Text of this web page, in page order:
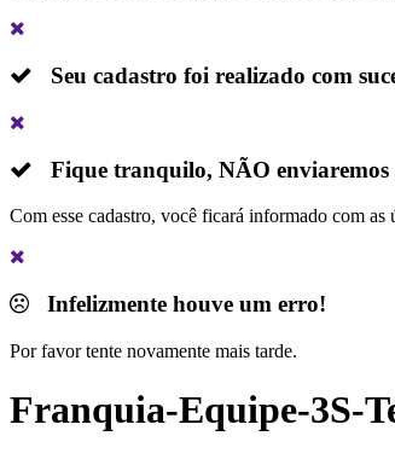
Seu cadastro foi realizado com
Fique tranquilo, NÃO enviaremos
Com esse cadastro, você ficará informado com
Infelizmente houve um erro!
Por favor tente novamente mais tarde.
Franquia-Equipe-3S-